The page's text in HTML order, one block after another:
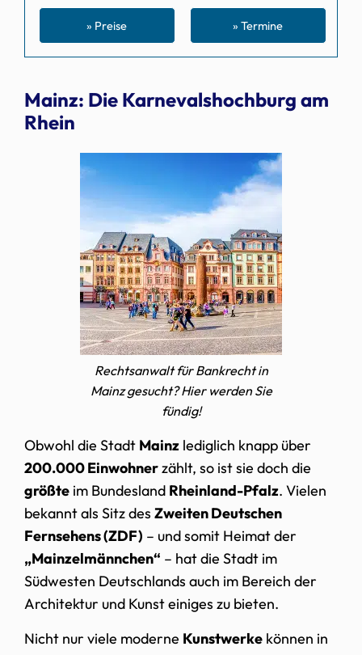
» Preise » Termine
Mainz: Die Karnevalshochburg am
Rhein
Rechtsanwalt für Bankrecht in
Mainz gesucht? Hier werden Sie
fündig!
Obwohl die Stadt Mainz lediglich knapp über
200.000 Einwohnerzählt, so ist sie doch die
größte im Bundesland Rheinland-Pfalz. Vielen
bekannt als Sitz des Zweiten Deutschen
Fernsehens (ZDF) – und somit Heimat der
„Mainzelmännchen“ – hat die Stadt im
Südwesten Deutschlands auch im Bereich der
Architektur und Kunst einiges zu bieten.
Nicht nur viele moderne Kunstwerke können in